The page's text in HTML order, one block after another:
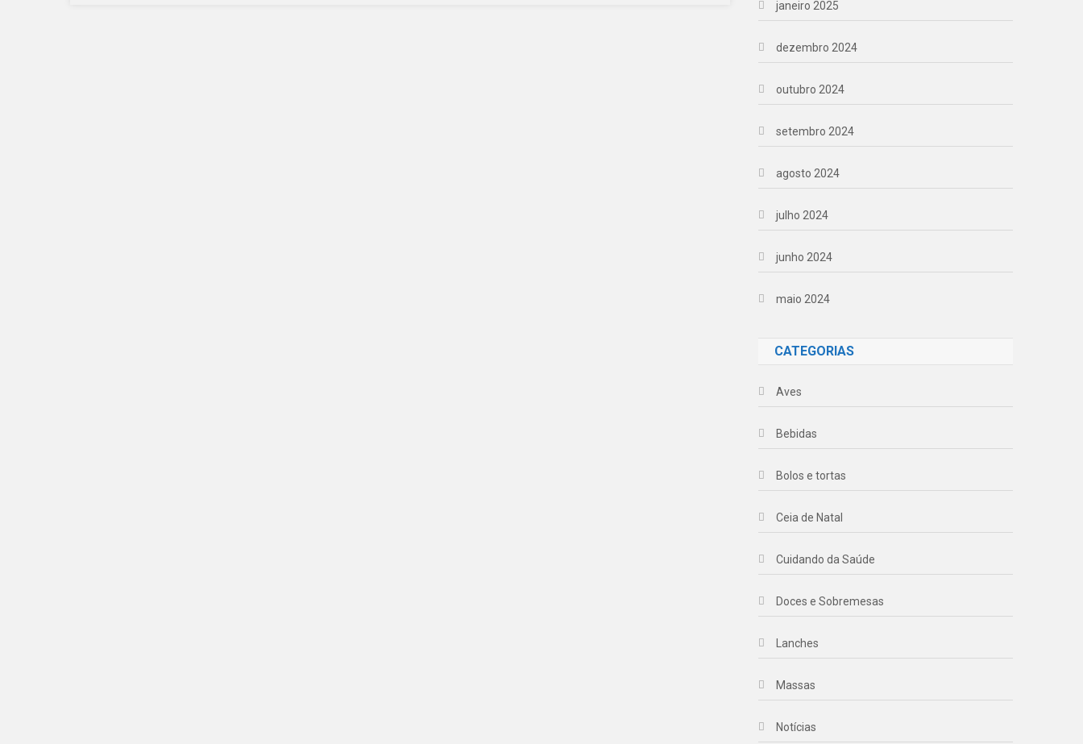
janeiro 2025
dezembro 2024
outubro 2024
setembro 2024
agosto 2024
julho 2024
junho 2024
maio 2024
CATEGORIAS
Aves
Bebidas
Bolos e tortas
Ceia de Natal
Cuidando da Saúde
Doces e Sobremesas
Lanches
Massas
Notícias